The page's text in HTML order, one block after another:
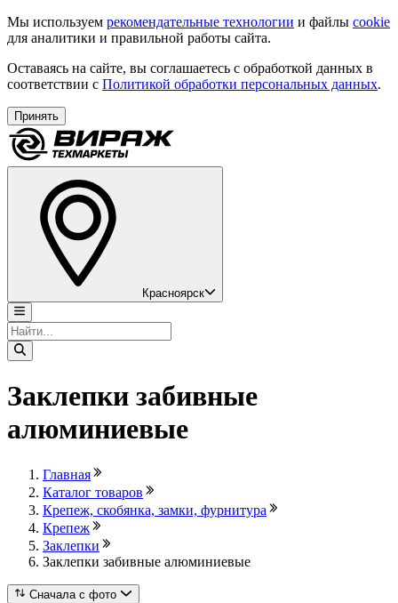
Мы используем рекомендательные технологии и файлы cookie
для аналитики и правильной работы сайта.
Оставаясь на сайте, вы соглашаетесь с обработкой данных в
соответствии с Политикой обработки персональных данных.
Принять
Красноярск
Заклепки забивные
алюминиевые
Главная
Каталог товаров
Крепеж, скобянка, замки, фурнитура
Крепеж
Заклепки
Заклепки забивные алюминиевые
Сначала с фото